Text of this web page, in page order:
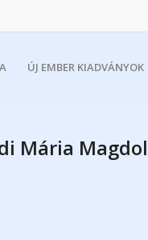
ÚJ EMBER KIADVÁNYOK
Mária